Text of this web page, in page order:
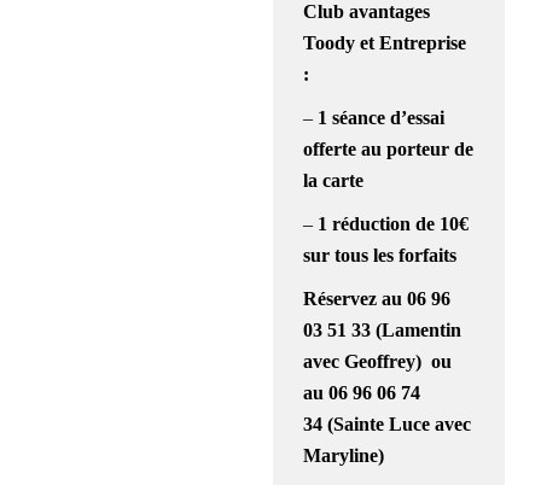
Club avantages
Toody et Entreprise
:
– 1 séance d’essai
offerte au porteur de
la carte
– 1 réduction de 10€
sur tous les forfaits
Réservez au06 96
03 51 33(Lamentin
avec Geoffrey)ou
au 06 96 06 74
34 (Sainte Luce avec
Maryline)